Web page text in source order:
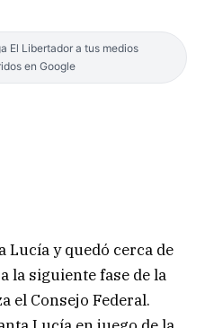
El Libertador a tus medios
en Google
Lucía y quedó cerca de
la siguiente fase de la
el Consejo Federal.